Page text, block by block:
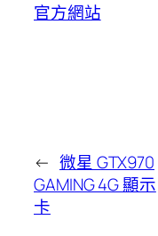
官方網站
← 微星 GTX970
GAMING 4G 顯示
卡